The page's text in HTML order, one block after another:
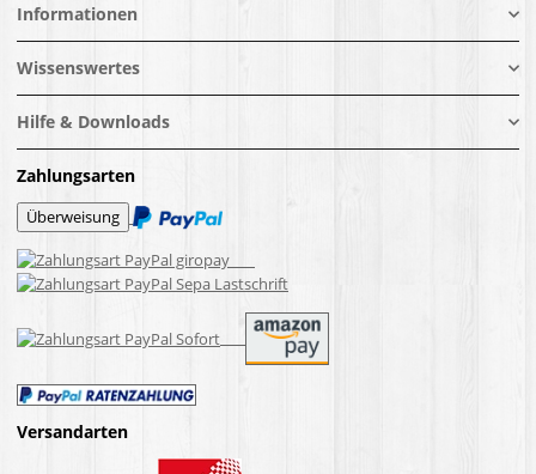
Informationen
Wissenswertes
Hilfe & Downloads
Zahlungsarten
Versandarten